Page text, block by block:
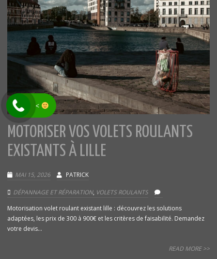
MOTORISER VOS VOLETS ROULANTS
EXISTANTS À LILLE
MAI 15, 2026 PATRICK
DÉPANNAGE ET RÉPARATION, VOLETS ROULANTS
Motorisation volet roulant existant lille : découvrez les solutions
adaptées, les prix de 300 à 900€ et les critères de faisabilité. Demandez
votre devis...
READ MORE >>
<